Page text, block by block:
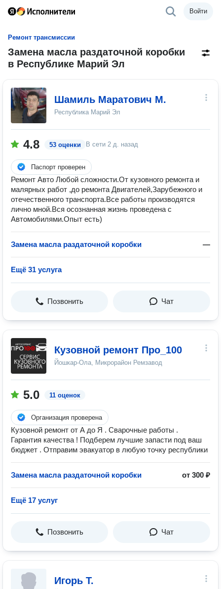
Войти
Ремонт трансмиссии
Замена масла раздаточной коробки
в Республике Марий Эл
Шамиль Маратович М.
Республика Марий Эл
4.8 53 оценки В сети 2 д. назад
Паспорт проверен
Ремонт Авто Любой сложности.От кузовного ремонта и
малярных работ ,до ремонта Двигателей,Зарубежного и
отечественного транспорта.Все работы производятся
лично мной.Вся осознанная жизнь проведена с
Автомобилями.Опыт есть)
Замена масла раздаточной коробки —
Ещё 31 услуга
Позвонить Чат
Кузовной ремонт Про_100
Йошкар-Ола, Микрорайон Ремзавод
5.0 11 оценок
Организация проверена
Кузовной ремонт от А до Я . Сварочные работы .
Гарантия качества ! Подберем лучшие запасти под ваш
бюджет . Отправим эвакуатор в любую точку республики
Замена масла раздаточной коробки от 300 ₽
Ещё 17 услуг
Позвонить Чат
Игорь Т.